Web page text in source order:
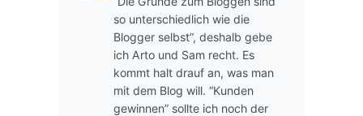
so unterschiedlich wie die
Blogger selbst”, deshalb gebe
ich Arto und Sam recht. Es
kommt halt drauf an, was man
mit dem Blog will. “Kunden
gewinnen” sollte ich noch der